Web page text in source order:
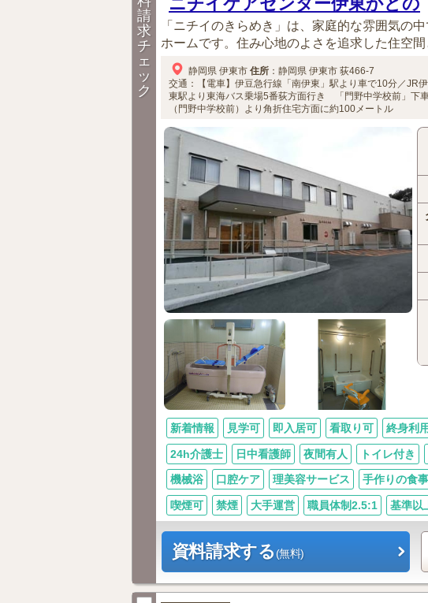
請
求
チ
ェ
ッ
ク
「ニチイのきらめき」は、家庭的な雰囲気の
ホームです。住み心地のよさを追求した住空
静岡県 伊東市 住所 ： 静岡県 伊東市 荻466-7
交通：【電車】伊豆急行線「南伊東」駅より車で10分／JR
東駅より東海バス乗場5番荻方面行き 「門野中学校前」下
（門野中学校前）より角折住宅方面に約100メートル
新着情報 見学可 即入居可 看取り可 終身利
24h介護士 日中看護師 夜間有人 トイレ付き
機械浴 口腔ケア 理美容サービス 手作りの食事
喫煙可 禁煙 大手運営 職員体制2.5:1 基準以
資料請求する(無料)